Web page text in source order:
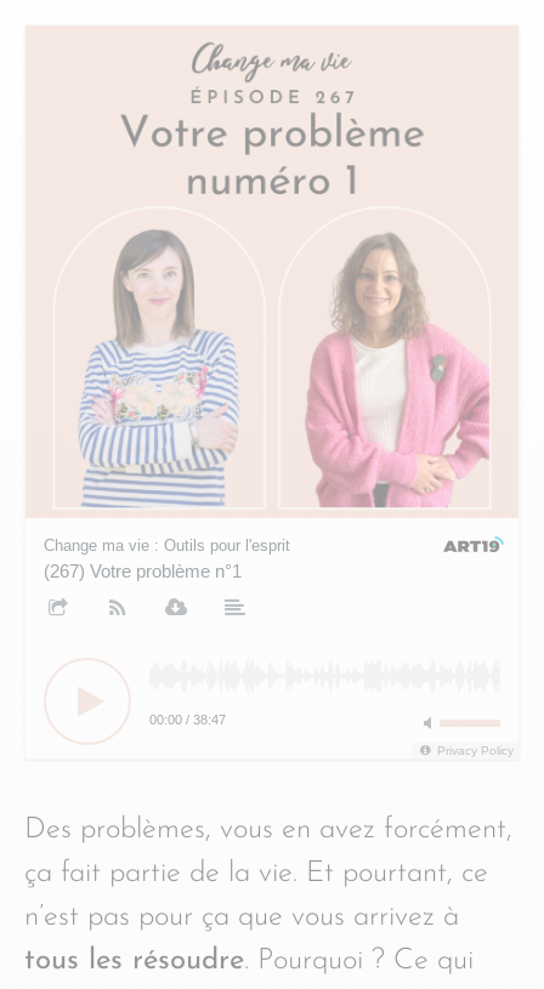
Change ma vie : Outils pour l'esprit
(267) Votre problème n°1
00:00 / 38:47
Privacy Policy
Des problèmes, vous en avez forcément,
ça fait partie de la vie. Et pourtant, ce
n’est pas pour ça que vous arrivez à
tous les résoudre. Pourquoi ? Ce qui